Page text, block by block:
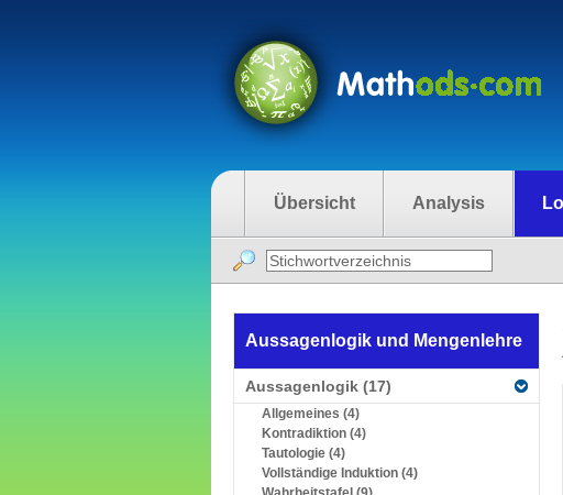
Übersicht Analysis
Aussagenlogik und Mengenlehre
Aussagenlogik (17)
Allgemeines (4)
Kontradiktion (4)
Tautologie (4)
Vollständige Induktion (4)